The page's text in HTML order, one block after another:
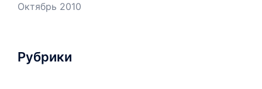
Октябрь 2010
Рубрики